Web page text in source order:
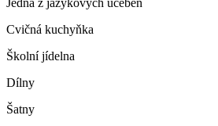
Jedna z jazykových učeben
Cvičná kuchyňka
Školní jídelna
Dílny
Šatny